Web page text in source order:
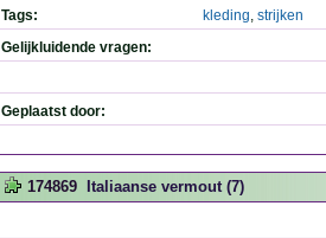
Tags:
kleding, strijken
Gelijkluidende vragen:
Geplaatst door:
174869 Italiaanse vermout (7)